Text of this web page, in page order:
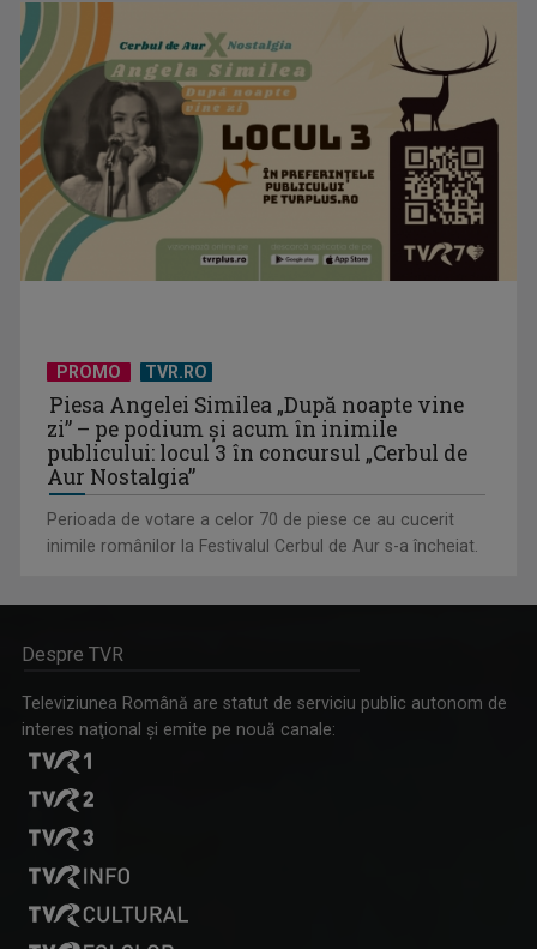
PROMO TVR.RO
Piesa Angelei Similea „După noapte vine
zi” – pe podium şi acum în inimile
publicului: locul 3 în concursul „Cerbul de
Aur Nostalgia”
Perioada de votare a celor 70 de piese ce au cucerit
inimile românilor la Festivalul Cerbul de Aur s-a încheiat.
Despre TVR
Televiziunea Română are statut de serviciu public autonom de
interes naţional şi emite pe nouă canale: